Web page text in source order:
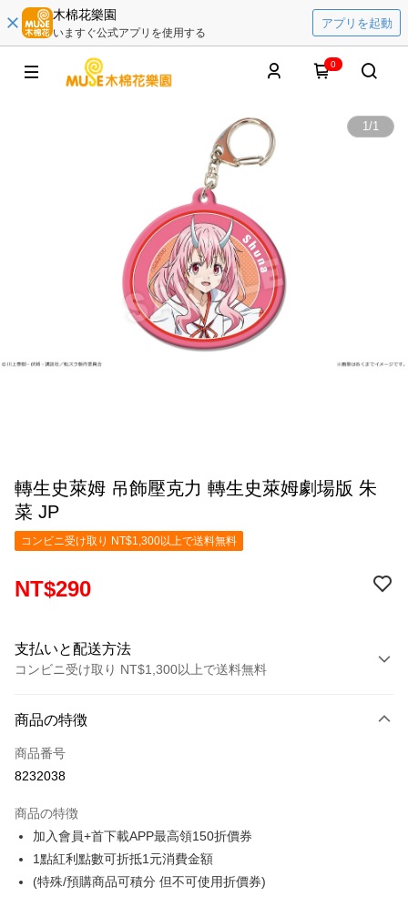
木棉花樂園
いますぐ公式アプリを使用する
アプリを起動
0
1/1
轉生史萊姆 吊飾壓克力 轉生史萊姆劇場版 朱
菜 JP
コンビニ受け取り NT$1,300以上で送料無料
NT$290
支払いと配送方法
コンビニ受け取り NT$1,300以上で送料無料
クレジットカード1回払い
コンビニ店頭代金引換
Apple Pay
Easy Wallet
商品の特徴
商品番号
8232038
商品の特徴
加入會員+首下載APP最高領150折價券
1點紅利點數可折抵1元消費金額
(特殊/預購商品可積分 但不可使用折價券)